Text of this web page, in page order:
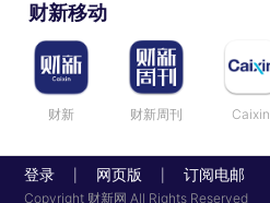
财新移动
财新 财新周刊 Caixin
登录 网页版 订阅电邮
Copyright 财新网 All Rights Reserved